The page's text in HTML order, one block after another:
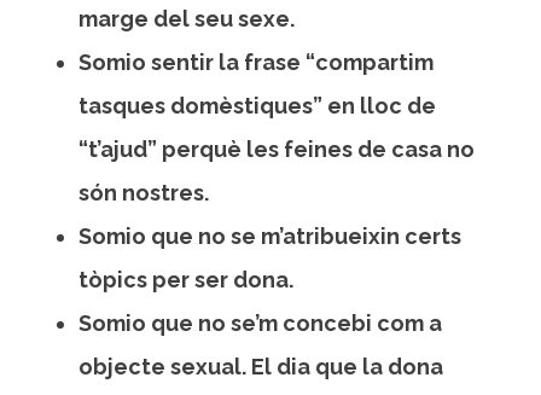
marge del seu sexe.
Somio sentir la frase “compartim
tasques domèstiques” en lloc de
“t’ajud” perquè les feines de casa no
són nostres.
Somio que no se m’atribueixin certs
tòpics per ser dona.
Somio que no se’m concebi com a
objecte sexual. El dia que la dona